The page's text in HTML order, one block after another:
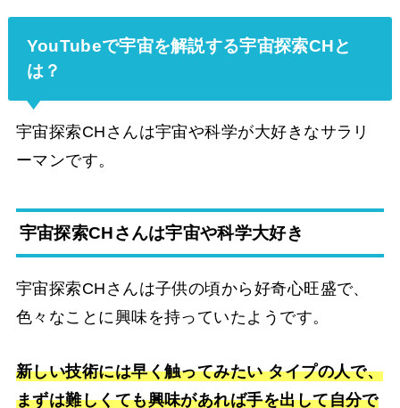
YouTubeで宇宙を解説する宇宙探索CHと
は？
宇宙探索CHさんは宇宙や科学が大好きなサラリ
ーマンです。
宇宙探索CHさんは宇宙や科学大好き
宇宙探索CHさんは子供の頃から好奇心旺盛で、
色々なことに興味を持っていたようです。
新しい技術には早く触ってみたい タイプの人で、
まずは難しくても興味があれば手を出して自分で